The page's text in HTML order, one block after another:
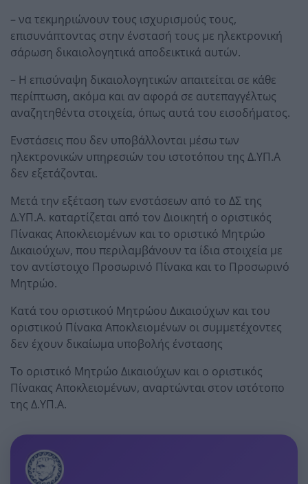
– να τεκμηριώνουν τους ισχυρισμούς τους,
επισυνάπτοντας στην ένστασή τους με ηλεκτρονική
σάρωση δικαιολογητικά αποδεικτικά αυτών.
– Η επισύναψη δικαιολογητικών απαιτείται σε κάθε
περίπτωση, ακόμα και αν αφορά σε αυτεπαγγέλτως
αναζητηθέντα στοιχεία, όπως αυτά του εισοδήματος.
Ενστάσεις που δεν υποβάλλονται μέσω των
ηλεκτρονικών υπηρεσιών του ιστοτόπου της Δ.ΥΠ.Α
δεν εξετάζονται.
Μετά την εξέταση των ενστάσεων από το ΔΣ της
Δ.ΥΠ.Α. καταρτίζεται από τον Διοικητή ο οριστικός
Πίνακας Αποκλειομένων και το οριστικό Μητρώο
Δικαιούχων, που περιλαμβάνουν τα ίδια στοιχεία με
τον αντίστοιχο Προσωρινό Πίνακα και το Προσωρινό
Μητρώο.
Κατά του οριστικού Μητρώου Δικαιούχων και του
οριστικού Πίνακα Αποκλειομένων οι συμμετέχοντες
δεν έχουν δικαίωμα υποβολής ένστασης
Το οριστικό Μητρώο Δικαιούχων και ο οριστικός
Πίνακας Αποκλειομένων, αναρτώνται στον ιστότοπο
της Δ.ΥΠ.Α.